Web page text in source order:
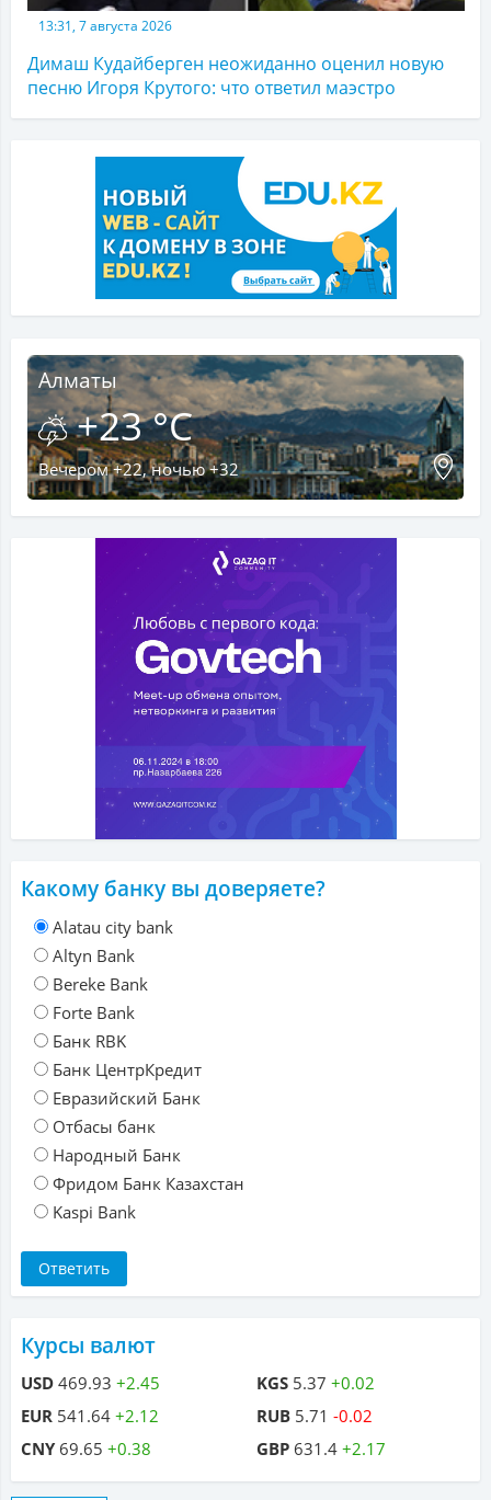
13:31, 7 августа 2026
Димаш Кудайберген неожиданно оценил новую
песню Игоря Крутого: что ответил маэстро
Алматы
+23 °C
Вечером +22, ночью +32
Какому банку вы доверяете?
Alatau city bank
Altyn Bank
Bereke Bank
Forte Bank
Банк RBK
Банк ЦентрКредит
Евразийский Банк
Отбасы банк
Народный Банк
Фридом Банк Казахстан
Kaspi Bank
Курсы валют
USD 469.93 +2.45
EUR 541.64 +2.12
CNY69.65 +0.38
KGS 5.37 +0.02
RUB 5.71 -0.02
GBP 631.4 +2.17